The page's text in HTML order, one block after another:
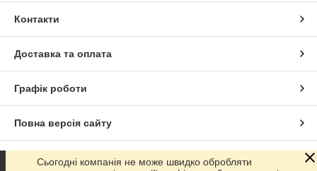
Контакти
Доставка та оплата
Графік роботи
Повна версія сайту
Сайт створено на маркетплейсіProm.ua
Сьогодні компанія не може швидко обробляти